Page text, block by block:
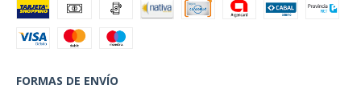
FORMAS DE ENVÍO